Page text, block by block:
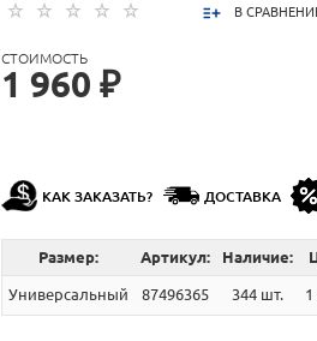
В
СТОИМОСТЬ
1 960 ₽
КАК ЗАКАЗАТЬ? ДОСТАВКА
Размер: Артикул: Наличие:
Универсальный 87496365 344 шт. 1